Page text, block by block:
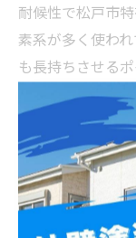
耐候性で松戸市
素系が多く使わ
も長持ちさせる
修繕を行うこと
の向上が期待で
心がけてくださ
実践で学ぶ松